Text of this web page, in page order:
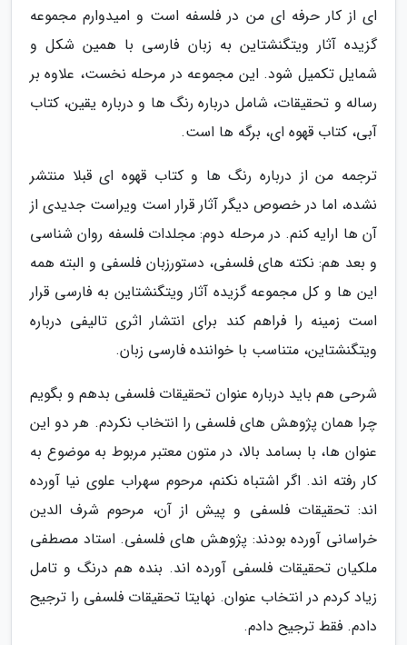
ای از کار حرفه ای من در فلسفه است و امیدوارم مجموعه
گزیده آثار ویتگنشتاین به زبان فارسی با همین شکل و
شمایل تکمیل شود. این مجموعه در مرحله نخست، علاوه بر
رساله و تحقیقات، شامل درباره رنگ ها و درباره یقین، کتاب
آبی، کتاب قهوه ای، برگه ها است.
ترجمه من از درباره رنگ ها و کتاب قهوه ای قبلا منتشر
نشده، اما در خصوص دیگر آثار قرار است ویراست جدیدی از
آن ها ارایه کنم. در مرحله دوم: مجلدات فلسفه روان شناسی
و بعد هم: نکته های فلسفی، دستورزبان فلسفی و البته همه
این ها و کل مجموعه گزیده آثار ویتگنشتاین به فارسی قرار
است زمینه را فراهم کند برای انتشار اثری تالیفی درباره
ویتگنشتاین، متناسب با خواننده فارسی زبان.
شرحی هم باید درباره عنوان تحقیقات فلسفی بدهم و بگویم
چرا همان پژوهش های فلسفی را انتخاب نکردم. هر دو این
عنوان ها، با بسامد بالا، در متون معتبر مربوط به موضوع به
کار رفته اند. اگر اشتباه نکنم، مرحوم سهراب علوی نیا آورده
اند: تحقیقات فلسفی و پیش از آن، مرحوم شرف الدین
خراسانی آورده بودند: پژوهش های فلسفی. استاد مصطفی
ملکیان تحقیقات فلسفی آورده اند. بنده هم درنگ و تامل
زیاد کردم در انتخاب عنوان. نهایتا تحقیقات فلسفی را ترجیح
دادم. فقط ترجیح دادم.